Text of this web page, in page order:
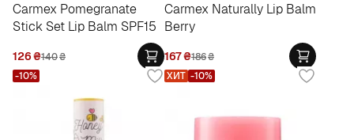
Carmex Pomegranate
Stick Set Lip Balm SPF15
126₴140₴
Carmex Naturally Lip Balm
Berry
167₴186₴
-10% ХИТ -10%